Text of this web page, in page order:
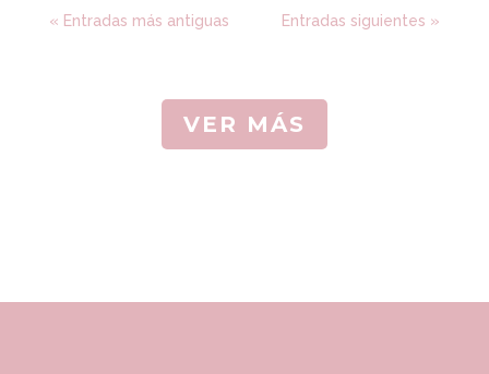
« Entradas más antiguas
Entradas siguientes »
VER MÁS